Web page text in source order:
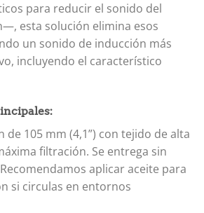
para reducir el sonido del
esta solución elimina esos
un sonido de inducción más
incluyendo el característico
de 105 mm (4,1”) con tejido de alta
filtración. Se entrega sin
aplicar aceite para
si circulas en entornos